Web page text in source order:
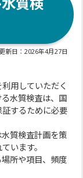
新日：2026年4月27日
用していただく
水質検査は、国
するために必要
質検査計画を策
います。
所や項目、頻度